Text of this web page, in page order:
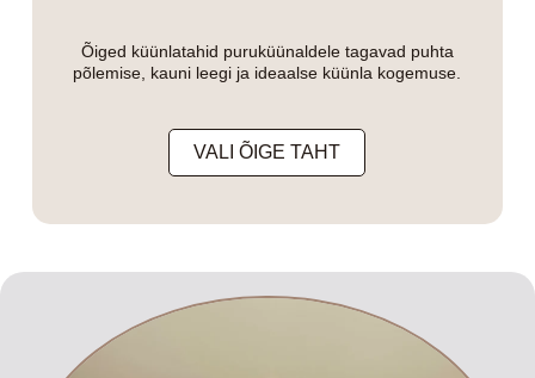
Õiged küünlatahid puruküünaldele tagavad puhta
põlemise, kauni leegi ja ideaalse küünla kogemuse.
VALI ÕIGE TAHT